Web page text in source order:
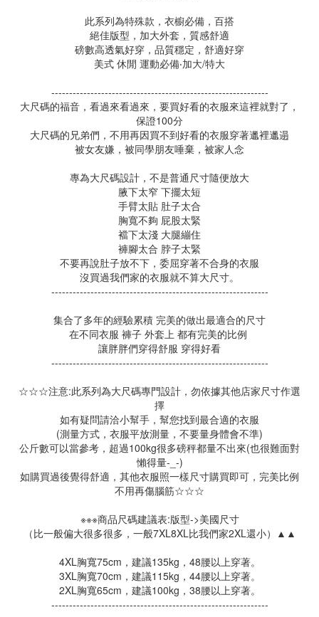
此系列為特殊款，衣櫥必備，百搭
絕佳版型，加大外套，質感舒適
磅數高透氣好穿，品質穩定，舒適好穿
美式 休閒 運動必備‧加大/特大
-------------------------------------------------------------
大尺碼的福音，看過來看過來，要買好看的衣服來這裡就對了，
保證100分
大尺碼的兄弟們，不用再因買不到好看的衣服穿著邋裡邋遢
被女友嫌，被同學朋友唾棄，被家人念
專為大尺碼設計，不是普通尺寸隨便放大
腋下太窄 下擺太短
手臂太貼 肚子太合
胸寬不夠 屁股太緊
襠下太淺 大腿繃住
褲腳太合 脖子太緊
不要再說肚子放不下，委屈穿著不合身的衣服
沒買過我們家的衣服就不算大尺寸。
-------------------------------------------------------------
集合了多年的經驗累積 完美的做出最適合的尺寸
在不同衣服 褲子 外套上 都有完美的比例
讓胖胖們穿得舒服 穿得好看
-------------------------------------------------------------
☆☆☆注意:此系列為大尺碼專門設計，勿依據其他店家尺寸作選
擇
如有疑問請洽小幫手，幫您找到最合適的衣服
(測量方式，衣服平放測量，不要量身體會不準)
公斤數可以當參考，超過100kg很多磅秤都量不出來(也很難面對
懶得量-_-)
如購買過後覺得舒適，其他衣服照一樣尺寸購買即可，完美比例
不用再傷腦筋☆☆☆
※※※商品尺碼建議表:版型->美國尺寸
（比一般偏大很多很多，一般7XL8XL比我們家2XL還小）▲▲
4XL胸寬75cm，建議135kg，48腰以上穿著。
3XL胸寬70cm，建議115kg，44腰以上穿著。
2XL胸寬65cm，建議100kg，38腰以上穿著。
-------------------------------------------------------------